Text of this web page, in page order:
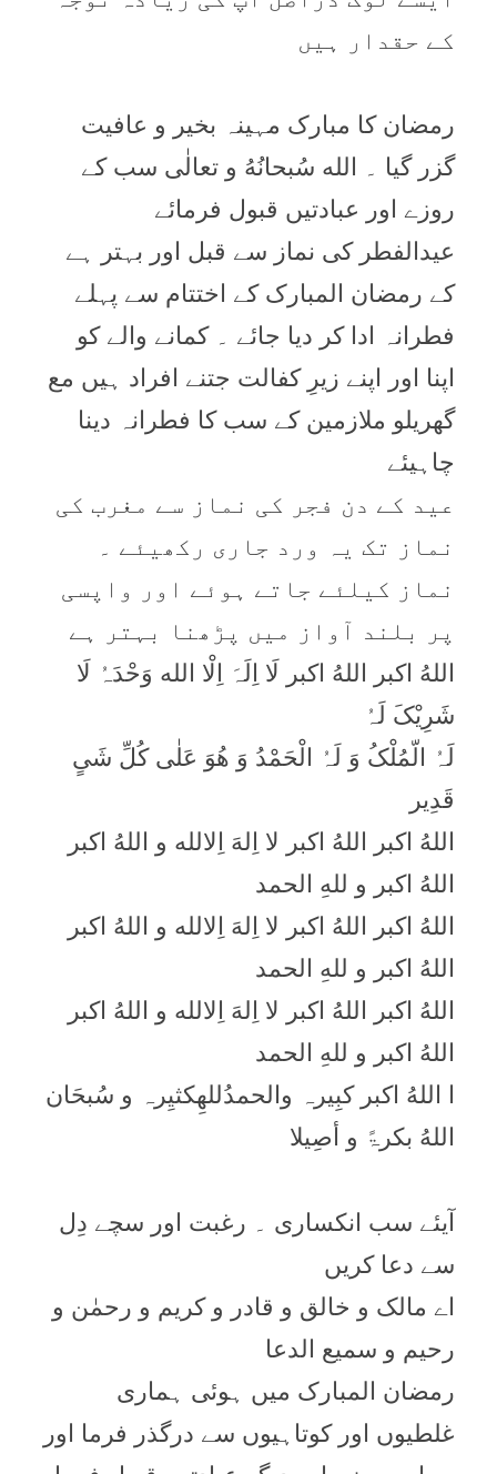
کے حقدار ہیں
رمضان کا مبارک مہینہ بخیر و عافیت
گزر گیا ۔ الله سُبحانُهُ و تعالٰی سب کے
روزے اور عبادتيں قبول فرمائے
عیدالفطر کی نماز سے قبل اور بہتر ہے
کے رمضان المبارک کے اختتام سے پہلے
فطرانہ ادا کر دیا جائے ۔ کمانے والے کو
اپنا اور اپنے زیرِ کفالت جتنے افراد ہیں مع
گھریلو ملازمین کے سب کا فطرانہ دینا
چاہیئے
عید کے دن فجر کی نماز سے مغرب کی
نماز تک یہ ورد جاری رکھیئے ۔
نماز کیلئے جاتے ہوئے اور واپسی
پر بلند آواز میں پڑھنا بہتر ہے
اللهُ اکبر اللهُ اکبر لَا اِلَہَ اِلْا الله وَحْدَہُ لَا
شَرِیْکَ لَہُ
لَہُ الّمُلْکُ وَ لَہُ الْحَمْدُ وَ ھُوَ عَلٰی کُلِّ شَیٍ
قَدِیر
اللهُ اکبر اللهُ اکبر لا اِلهَ اِلالله و اللهُ اکبر
اللهُ اکبر و للهِ الحمد
اللهُ اکبر اللهُ اکبر لا اِلهَ اِلالله و اللهُ اکبر
اللهُ اکبر و للهِ الحمد
اللهُ اکبر اللهُ اکبر لا اِلهَ اِلالله و اللهُ اکبر
اللهُ اکبر و للهِ الحمد
ا اللهُ اکبر کبِیرہ والحمدُللهِکثیِرہ و سُبحَان
اللهُ بکرۃً و أصِیلا
آیئے سب انکساری ۔ رغبت اور سچے دِل
سے دعا کریں
اے مالک و خالق و قادر و کریم و رحمٰن و
رحیم و سمیع الدعا
رمضان المبارک میں ہوئی ہماری
غلطیوں اور کوتاہیوں سے درگذر فرما اور